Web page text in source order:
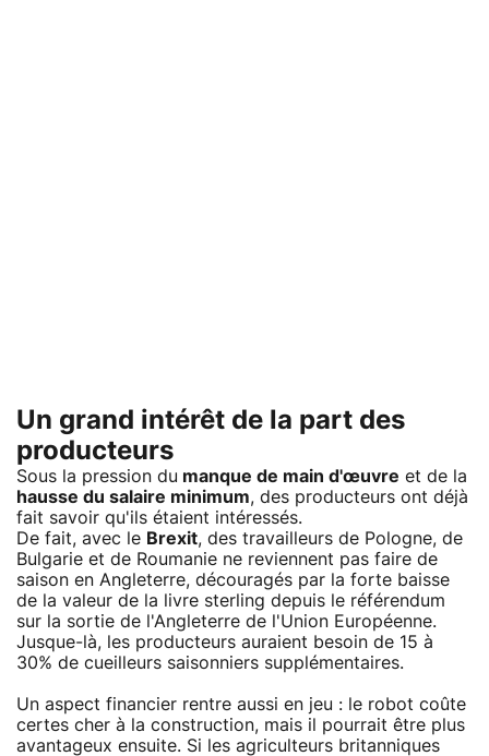
Un grand intérêt de la part des
producteurs
Sous la pression du manque de main d'œuvre et de la
hausse du salaire minimum, des producteurs ont déjà
fait savoir qu'ils étaient intéressés.
De fait, avec le Brexit, des travailleurs de Pologne, de
Bulgarie et de Roumanie ne reviennent pas faire de
saison en Angleterre, découragés par la forte baisse
de la valeur de la livre sterling depuis le référendum
sur la sortie de l'Angleterre de l'Union Européenne.
Jusque-là, les producteurs auraient besoin de 15 à
30% de cueilleurs saisonniers supplémentaires.
Un aspect financier rentre aussi en jeu : le robot coûte
certes cher à la construction, mais il pourrait être plus
avantageux ensuite. Si les agriculteurs britanniques